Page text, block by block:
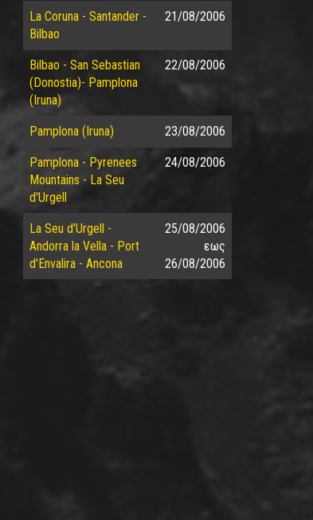
La Coruna - Santander -
Bilbao
21/08/2006
Bilbao - San Sebastian
(Donostia)- Pamplona
(Iruna)
22/08/2006
Pamplona (Iruna) 23/08/2006
Pamplona - Pyrenees
Mountains - La Seu
d'Urgell
24/08/2006
La Seu d'Urgell -
Andorra la Vella - Port
d'Envalira - Ancona
25/08/2006
εως
26/08/2006